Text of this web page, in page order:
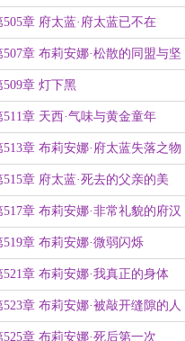
505章 府太蓝·府太蓝已不在
507章 布莉安娜·松散的同盟与坚
威胁
509章 灯下黑
511章 天西·气味与黄金童年
513章 布莉安娜·府太蓝失落之物
515章 府太蓝·死去的父亲的美
517章 布莉安娜·非常礼貌的府汉
519章 布莉安娜·微弱闪烁
521章 布莉安娜·我真正的身体
523章 布莉安娜·被敲开缝隙的人
525章 布莉安娜·死后第一次